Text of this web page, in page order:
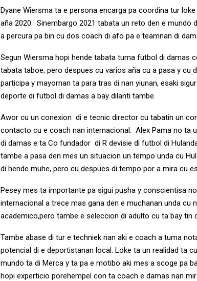
Dyane Wiersma ta e persona encarga pa coordina tur
aña 2020. Sinembargo 2021 tabata un reto den e mundo
a percura pa bin cu dos coach di afo pa e teamnan di
Segun Wiersma hopi hende tabata tuma futbol di damas
tabata taboe, pero despues cu varios aña cu a pasa y cu
participa y mayornan ta para tras di nan yiunan, esaki
deporte di futbol di damas a bay dilanti tambe.
Awor cu un conexion di e tecnic director cu tabatin un
contacto cu e coach nan internacional. Alex Pama no ta
di damas e ta Co fundador di R devisie di futbol di
tambe a pasa den mes un situacion un tempo unda cu
di hende muhe, pero cu despues di tempo por a mira cu
Pesey mes ta importante pa sigui pusha y conscientisa
internacional a trece mas gana den e muchanan unda cu
academico,pero tambe e seleccion di adulto cu ta bay tin
Tambe abase di tur e techniek nan aki e coach a tuma
potencial di e deportistanan local. Loke ta un realidad ta
mundo ta di Merca y ta pa e motibo aki mes a scoge pa
hopi experticio porehempel con ta coach e damas nan